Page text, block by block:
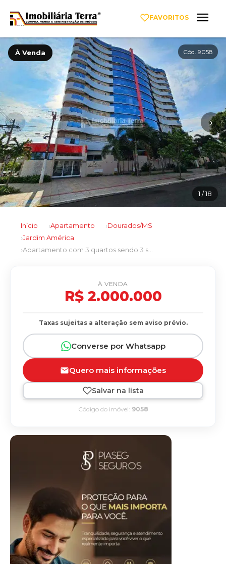
FAVORITOS
À Venda Cód. 9058
‹ ›
1 / 18
Início Apartamento
Dourados/MS
Jardim América
À VENDA
R$ 2.000.000
Taxas sujeitas a alteração sem aviso prévio.
Converse por Whatsapp
Quero mais informações
Salvar na lista
Código do imóvel: 9058